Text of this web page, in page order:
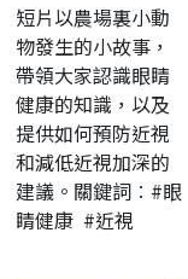
短片以農場裏小動
物發生的小故事，
帶領大家認識眼睛
健康的知識，以及
提供如何預防近視
和減低近視加深的
建議。關鍵詞︰#眼
睛健康 #近視